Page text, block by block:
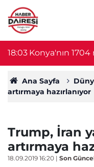
17:46 Tarladan
alanına çevirdi!
Ana Sayfa
artırmaya hazırlanıyor
Trump, İran
artırmaya
18.09.2019 16:20 | Son